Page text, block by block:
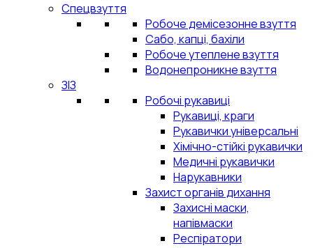
Спецвзуття
Робоче демісезонне взуття
Сабо, капці, бахіли
Робоче утеплене взуття
Водонепроникне взуття
ЗІЗ
Робочі рукавиці
Рукавиці, краги
Рукавички універсальні
Хімічно-стійкі рукавички
Медичні рукавички
Нарукавники
Захист органів дихання
Захисні маски,
напівмаски
Респіратори